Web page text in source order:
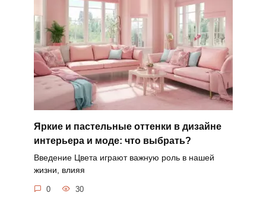
Яркие и пастельные оттенки в дизайне
интерьера и моде: что выбрать?
Введение Цвета играют важную роль в нашей
жизни, влияя
0 30